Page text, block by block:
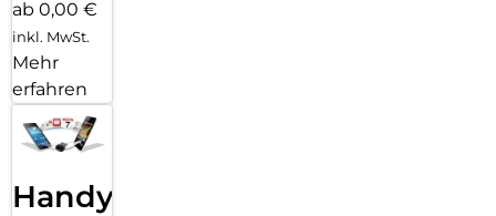
ab 0,00 €
inkl. MwSt.
Mehr
erfahren
Handy